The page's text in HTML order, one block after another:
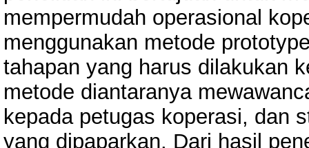
mempermudah operasional
menggunakan metode
tahapan yang harus dilakukan
metode diantaranya
kepada petugas koperasi, dan
yang dipaparkan. Dari hasil